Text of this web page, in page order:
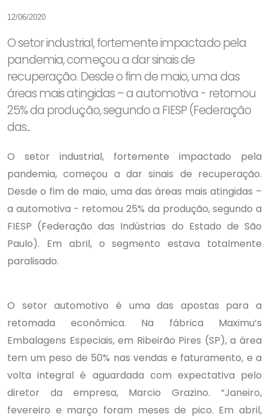
12/06/2020
O setor industrial, fortemente impactado pela
pandemia, começou a dar sinais de
recuperação. Desde o fim de maio, uma das
áreas mais atingidas – a automotiva - retomou
25% da produção, segundo a FIESP (Federação
das...
O setor industrial, fortemente impactado pela
pandemia, começou a dar sinais de recuperação.
Desde o fim de maio, uma das áreas mais atingidas –
a automotiva - retomou 25% da produção, segundo a
FIESP (Federação das Indústrias do Estado de São
Paulo). Em abril, o segmento estava totalmente
paralisado.
O setor automotivo é uma das apostas para a
retomada econômica. Na fábrica Maximu’s
Embalagens Especiais, em Ribeirão Pires (SP), a área
tem um peso de 50% nas vendas e faturamento, e a
volta integral é aguardada com expectativa pelo
diretor da empresa, Marcio Grazino. “Janeiro,
fevereiro e março foram meses de pico. Em abril,